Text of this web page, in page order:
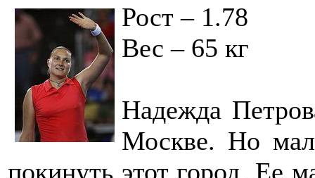
Рост – 1.78
Вес – 65 кг
Надежда
Москве. Но
покинуть этот город. Ее